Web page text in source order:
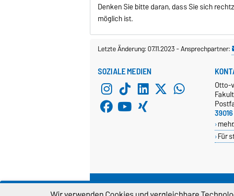
Denken Sie bitte daran, dass Sie sich
möglich ist.
Letzte Änderung: 07.11.2023-Ansprechpartner:
SOZIALE MEDIEN
Otto-
Für
WEBMASTER